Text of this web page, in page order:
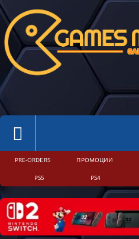
PRE-ORDERS ПРОМОЦИИ
PS5 PS4